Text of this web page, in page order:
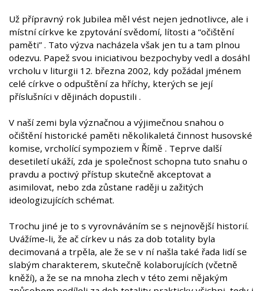
Už přípravný rok Jubilea měl vést nejen jednotlivce, ale i
místní církve ke zpytování svědomí, lítosti a “očištění
paměti” . Tato výzva nacházela však jen tu a tam plnou
odezvu. Papež svou iniciativou bezpochyby vedl a dosáhl
vrcholu v liturgii 12. března 2002, kdy požádal jménem
celé církve o odpuštění za hříchy, kterých se její
příslušníci v dějinách dopustili .
V naší zemi byla význačnou a výjimečnou snahou o
očištění historické paměti několikaletá činnost husovské
komise, vrcholící sympoziem v Římě . Teprve další
desetiletí ukáží, zda je společnost schopna tuto snahu o
pravdu a poctivý přístup skutečně akceptovat a
asimilovat, nebo zda zůstane raději u zažitých
ideologizujících schémat.
Trochu jiné je to s vyrovnáváním se s nejnovější historií.
Uvážíme-li, že ač církev u nás za dob totality byla
decimovaná a trpěla, ale že se v ní našla také řada lidí se
slabým charakterem, skutečně kolaborujících (včetně
kněží), a že se na mnoha zlech v této zemi nějakým